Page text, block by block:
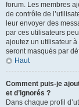
forum. Les membres
de contrôle de
leur envoyer des
par ces utilisateurs
ajoutez un utilisateur à
seront masqués par
Haut
Comment puis-je
et d’ignorés ?
Dans chaque profil